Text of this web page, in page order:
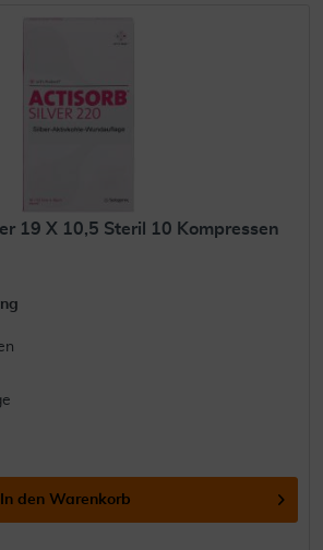
19 X 10,5 Steril 10 Kompressen
In den Warenkorb